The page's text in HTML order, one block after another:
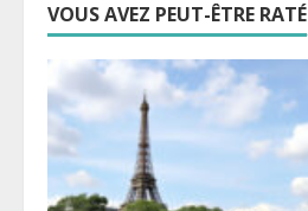
VOUS AVEZ PEUT-ÊTRE RATÉ